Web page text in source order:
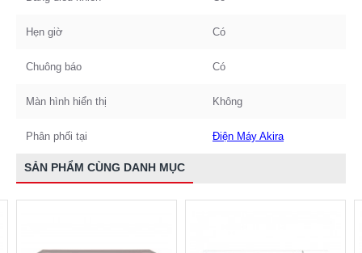
Hẹn giờ Có
Chuông báo Có
Màn hình hiển thị Không
Phân phối tại Điện Máy Akira
SẢN PHẨM CÙNG DANH MỤC